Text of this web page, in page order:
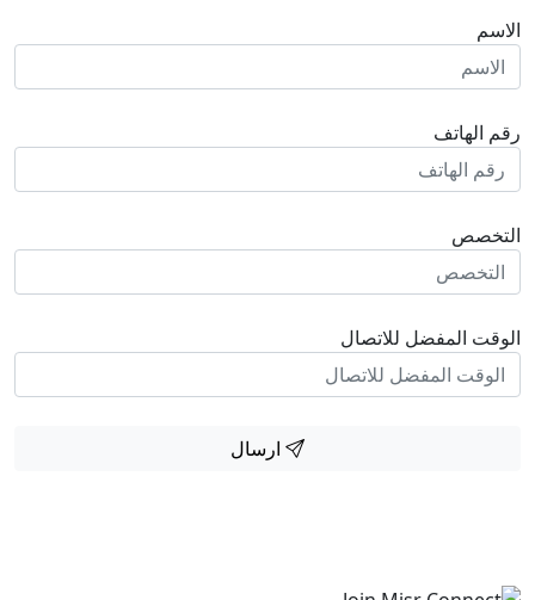
الاسم
رقم الهاتف
التخصص
الوقت المفضل للاتصال
ارسال